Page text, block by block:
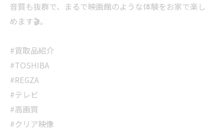
音質も抜群で、まるで映画館のような体験をお家で楽し
めます🎬。
#買取品紹介
#TOSHIBA
#REGZA
#テレビ
#高画質
#クリア映像